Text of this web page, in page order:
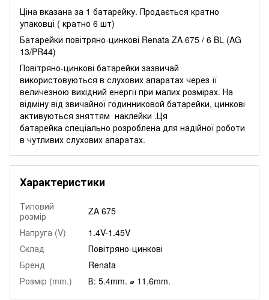
Ціна вказана за 1 батарейку. Продається кратно
упаковці ( кратно 6 шт)
Батарейки повітряно-цинкові Renata ZA 675 / 6 BL (AG
13/PR44)
Повітряно-цинкові батарейки зазвичай
використовуються в слухових апаратах через її
величезною вихідний енергії при малих розмірах. На
відміну від звичайної годинниковой батарейки, цинкові
активуються зняттям наклейки .Ця
батарейка спеціально розроблена для надійної роботи
в чутливих слухових апаратах.
Характеристики
Типовий
розмір
ZA 675
Напруга (V)
1.4V-1.45V
Склад
Повітряно-цинкові
Бренд
Renata
Розмір (mm.)
В: 5.4mm. ⌀ 11.6mm.